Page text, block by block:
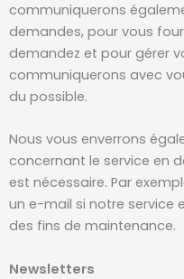
communiquerons
demandes, pour vous
demandez et pour gérer
communiquerons avec
du possible.
Nous vous enverrons
concernant le service en
est nécessaire. Par
un e-mail si notre service
des fins de maintenance.
Newsletters